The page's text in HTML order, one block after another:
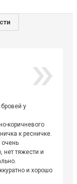
у
коричневого
к ресничке.
очень
нет тяжести и
и хорошо